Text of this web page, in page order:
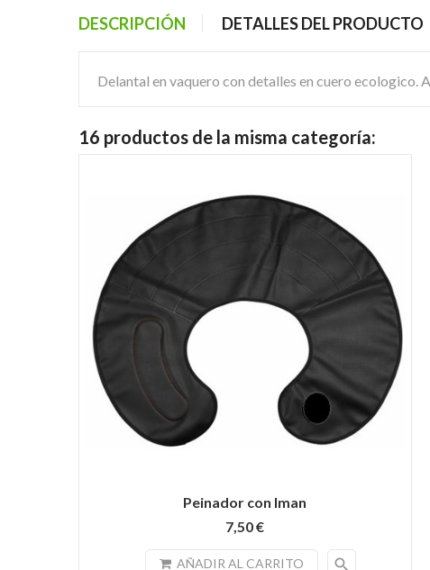
DESCRIPCIÓN DETALLES DEL PRODUCTO
Delantal en vaquero con detalles en cuero
16 productos de la misma categoría:
Peinador con Iman
7,50 €
AÑADIR AL CARRITO search